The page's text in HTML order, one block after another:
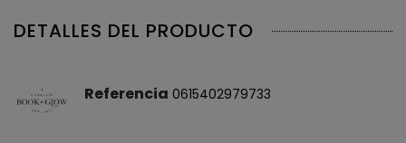
DETALLES DEL PRODUCTO
Referencia 0615402979733